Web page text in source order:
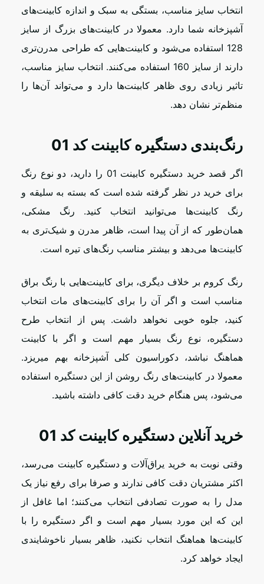
انتخاب سایز مناسب، بستگی به سبک و اندازه کابینت‌های
آشپزخانه شما دارد. معمولا در کابینت‌های بزرگ از سایز
128 استفاده می‌شود و کابینت‌هایی که طراحی مدرن‌تری
دارند از سایز 160 استفاده می‌کنند. انتخاب سایز مناسب،
تاثیر زیادی روی ظاهر کابینت‌ها دارد و می‌تواند آن‌ها را
منظم‌تر نشان دهد.
رنگ‌بندی دستگیره کابینت کد 01
اگر قصد خرید دستگیره کابینت 01 را دارید، دو نوع رنگ
برای خرید در نظر گرفته شده است که بسته به سلیقه و
رنگ کابینت‌ها می‌توانید انتخاب کنید. رنگ مشکی،
همان‌طور که از آن پیدا است، ظاهر مدرن و شیک‌تری به
کابینت‌ها می‌دهد و بیشتر مناسب رنگ‌های تیره است.
رنگ کروم بر خلاف دیگری، برای کابینت‌هایی با رنگ براق
مناسب است و اگر آن را برای کابینت‌های مات انتخاب
کنید، جلوه خوبی نخواهد داشت. پس از انتخاب طرح
دستگیره، نوع رنگ بسیار مهم است و اگر با کابینت
هماهنگ نباشد، دکوراسیون کلی آشپزخانه بهم می­ریزد.
معمولا در کابینت‌های رنگ روشن از این دستگیره استفاده
می‌شود، پس هنگام خرید دقت کافی داشته باشید.
خرید آنلاین دستگیره کابینت کد 01
وقتی نوبت به خرید یراق‌آلات و دستگیره کابینت می‌رسد،
اکثر مشتریان دقت کافی ندارند و صرفا برای رفع نیاز یک
مدل را به صورت تصادفی انتخاب می‌کنند؛ اما غافل از
این که این مورد بسیار مهم است و اگر دستگیره را با
کابینت‌ها هماهنگ انتخاب نکنید، ظاهر بسیار ناخوشایندی
ایجاد خواهد کرد.